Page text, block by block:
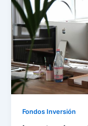
Fondos Inversión